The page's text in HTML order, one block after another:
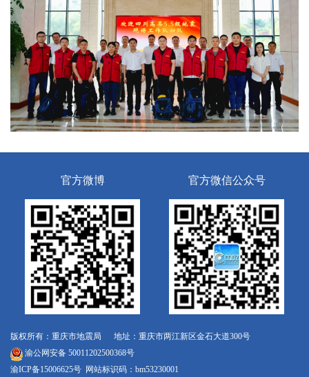
官方微博 官方微信公众号
版权所有：重庆市地震局 地址：重庆市两江新区金石大道300号
渝公网安备 50011202500368号
渝ICP备15006625号 网站标识码：bm53230001